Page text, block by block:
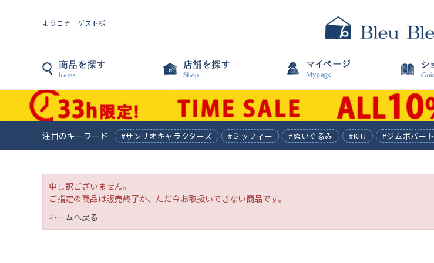
ようこそ ゲスト様
注目のキーワード #サンリオキャラクターズ #ミッフィー #ぬいぐるみ #KiU #ジムボバート
申し訳ございません。
ご指定の商品は販売終了か、ただ今お取扱いできない商品です。
ホームへ戻る